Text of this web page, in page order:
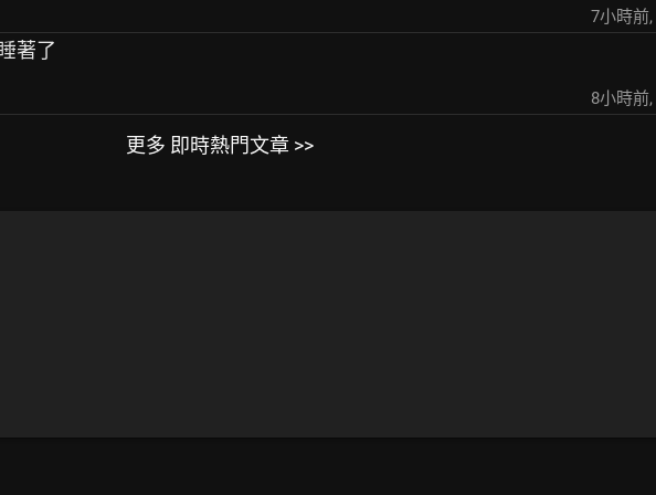
7小時前,
著了
8小時前,
更多 即時熱門文章 >>